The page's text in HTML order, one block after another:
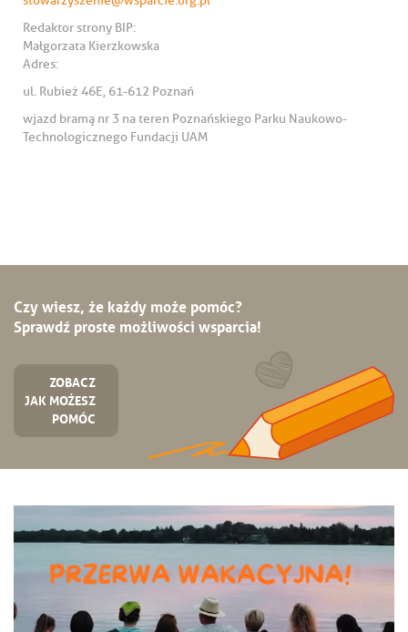
Redaktor strony BIP:
Małgorzata Kierzkowska
Adres:
ul. Rubież 46E, 61-612 Poznań
wjazd bramą nr 3 na teren Poznańskiego Parku Naukowo-
Technologicznego Fundacji UAM
Czy wiesz, że każdy może pomóc?
Sprawdź proste możliwości wsparcia!
ZOBACZ
JAK MOŻESZ
POMÓC